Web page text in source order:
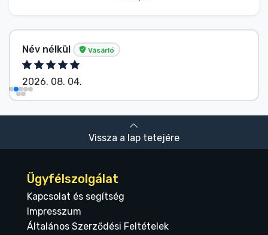
Név nélkül Vásárló
2026. 08. 04.
Vissza a lap tetejére
Ügyfélszolgálat
Kapcsolat és segítség
Impresszum
Általános Szerződési Feltételek